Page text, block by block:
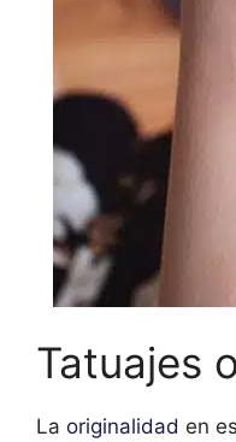
Tatuajes
La originalidad en